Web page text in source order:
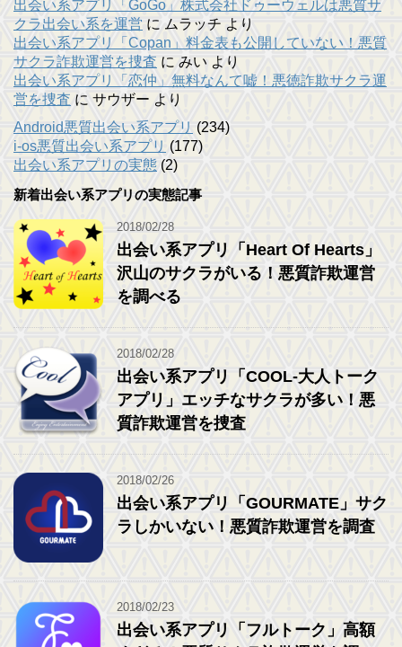
出会い系アプリ「GoGo」株式会社ドゥーウェルは悪質サ
クラ出会い系を運営 に ムラッチ より
出会い系アプリ「Copan」料金表も公開していない！悪質
サクラ詐欺運営を捜査 に みい より
出会い系アプリ「恋仲」無料なんて嘘！悪徳詐欺サクラ運
営を捜査 に サウザー より
Android悪質出会い系アプリ (234)
i-os悪質出会い系アプリ (177)
出会い系アプリの実態 (2)
新着出会い系アプリの実態記事
2018/02/28
出会い系アプリ「Heart Of Hearts」
沢山のサクラがいる！悪質詐欺運営
を調べる
2018/02/28
出会い系アプリ「COOL-大人トーク
アプリ」エッチなサクラが多い！悪
質詐欺運営を捜査
2018/02/26
出会い系アプリ「GOURMATE」サク
ラしかいない！悪質詐欺運営を調査
2018/02/23
出会い系アプリ「フルトーク」高額